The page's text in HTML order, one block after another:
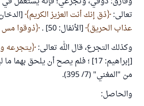
تعالى: ذق إنك أنت العزيز الكريم [الدخان:
عذاب الحريق [الأنفال: 50] . ذوقوا
وكذلك التجرع، قال الله تعالى: يتجرعه
[إبراهيم: 17] ؛ فلم يصح أن يلحق
من "المغني" (7/ 395).
والحاصل: